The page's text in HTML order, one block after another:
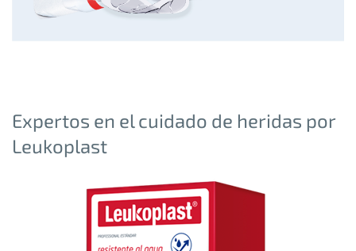
Expertos en el cuidado de heridas por
Leukoplast